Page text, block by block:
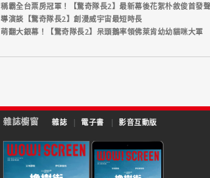
稱霸全台票房冠軍！【驚奇隊長2】最新幕後花絮朴敘俊首發聲
導演談【驚奇隊長2】創漫威宇宙最短時長
萌翻大銀幕！【驚奇隊長2】呆頭鵝率領佛萊肯幼幼貓咪大軍
雜誌櫥窗 雜誌 | 電子書 | 影音互動版